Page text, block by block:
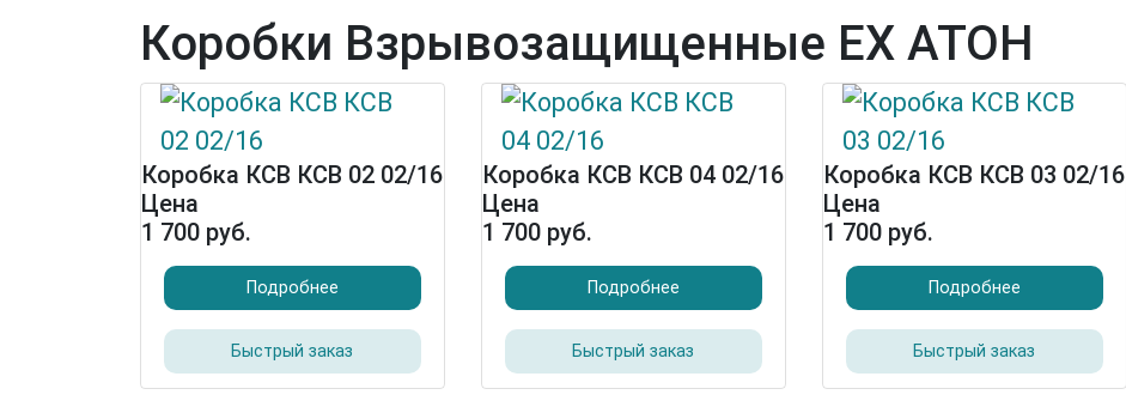
Коробки Взрывозащищенные EX АТОН
Коробка КСВ КСВ 02 02/16
Цена
1 700 руб.
Подробнее
Быстрый заказ
Коробка КСВ КСВ 04 02/16
Цена
1 700 руб.
Подробнее
Быстрый заказ
Коробка КСВ КСВ 03 02/16
Цена
1 700 руб.
Подробнее
Быстрый заказ